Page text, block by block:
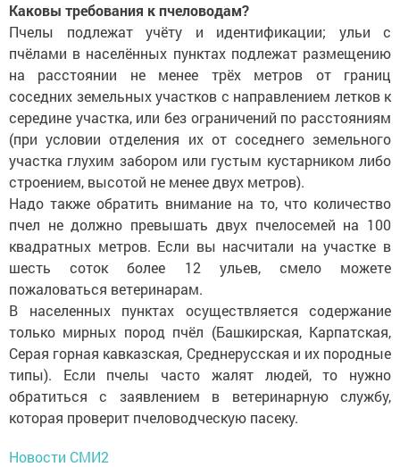
Каковы требования к пчеловодам?
Пчелы подлежат учёту и идентификации; ульи с
пчёлами в населённых пунктах подлежат размещению
на расстоянии не менее трёх метров от границ
соседних земельных участков с направлением летков к
середине участка, или без ограничений по расстояниям
(при условии отделения их от соседнего земельного
участка глухим забором или густым кустарником либо
строением, высотой не менее двух метров).
Надо также обратить внимание на то, что количество
пчел не должно превышать двух пчелосемей на 100
квадратных метров. Если вы насчитали на участке в
шесть соток более 12 ульев, смело можете
пожаловаться ветеринарам.
В населенных пунктах осуществляется содержание
только мирных пород пчёл (Башкирская, Карпатская,
Серая горная кавказская, Среднерусская и их породные
типы). Если пчелы часто жалят людей, то нужно
обратиться с заявлением в ветеринарную службу,
которая проверит пчеловодческую пасеку.
Новости СМИ2